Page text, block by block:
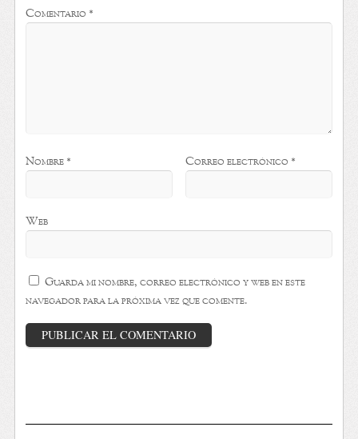
Comentario *
Nombre * Correo electrónico *
Web
Guarda mi nombre, correo electrónico y web en este
navegador para la próxima vez que comente.